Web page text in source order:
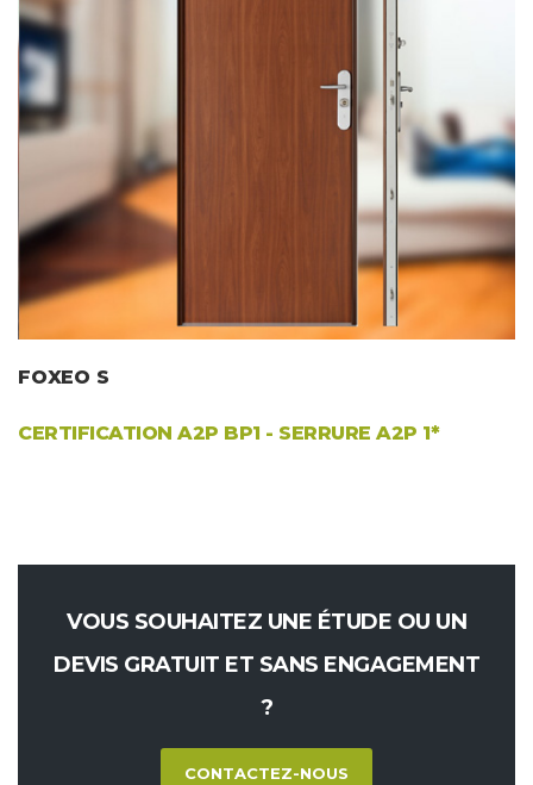
FOXEO S
CERTIFICATION A2P BP1 - SERRURE A2P 1*
VOUS SOUHAITEZ UNE ÉTUDE OU UN
DEVIS GRATUIT ET SANS ENGAGEMENT
?
CONTACTEZ-NOUS